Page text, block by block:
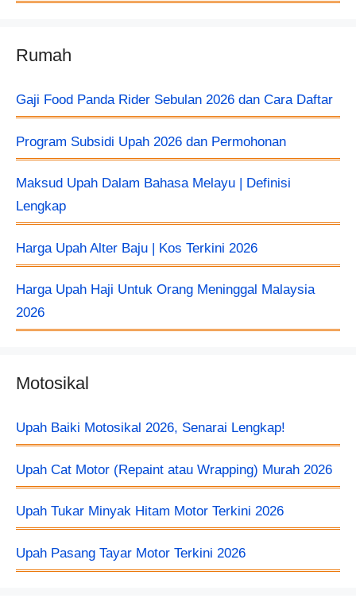
Rumah
Gaji Food Panda Rider Sebulan 2026 dan Cara Daftar
Program Subsidi Upah 2026 dan Permohonan
Maksud Upah Dalam Bahasa Melayu | Definisi
Lengkap
Harga Upah Alter Baju​ | Kos Terkini 2026
Harga Upah Haji Untuk Orang Meninggal Malaysia
2026
Motosikal
Upah Baiki Motosikal 2026, Senarai Lengkap!
Upah Cat Motor (Repaint atau Wrapping) Murah 2026
Upah Tukar Minyak Hitam Motor Terkini 2026
Upah Pasang Tayar Motor Terkini 2026